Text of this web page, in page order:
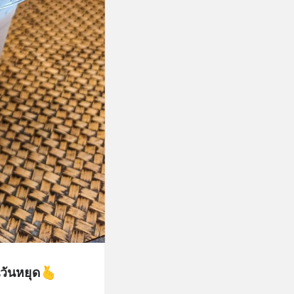
วันหยุด🫰